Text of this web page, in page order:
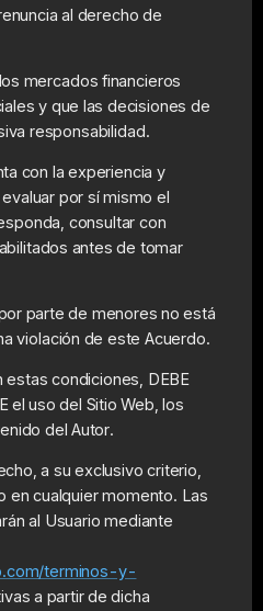
al derecho de
mercados financieros
y que las decisiones de
responsabilidad.
con la experiencia y
por sí mismo el
consultar con
antes de tomar
parte de menores no está
violación de este Acuerdo.
condiciones, DEBE
el uso del Sitio Web, los
del Autor.
a su exclusivo criterio,
en cualquier momento. Las
al Usuario mediante
terminos-y-
a partir de dicha